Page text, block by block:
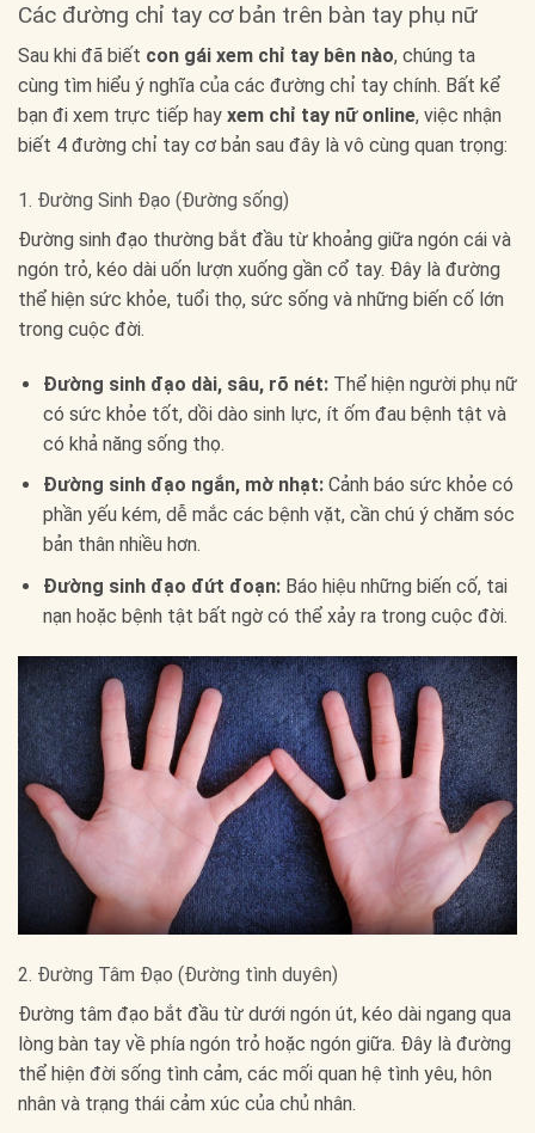
Các đường chỉ tay cơ bản trên bàn tay phụ nữ
Sau khi đã biết con gái xem chỉ tay bên nào, chúng ta
cùng tìm hiểu ý nghĩa của các đường chỉ tay chính. Bất kể
bạn đi xem trực tiếp hay xem chỉ tay nữ online, việc nhận
biết 4 đường chỉ tay cơ bản sau đây là vô cùng quan trọng:
1. Đường Sinh Đạo (Đường sống)
Đường sinh đạo thường bắt đầu từ khoảng giữa ngón cái và
ngón trỏ, kéo dài uốn lượn xuống gần cổ tay. Đây là đường
thể hiện sức khỏe, tuổi thọ, sức sống và những biến cố lớn
trong cuộc đời.
Đường sinh đạo dài, sâu, rõ nét:Thể hiện người phụ nữ
có sức khỏe tốt, dồi dào sinh lực, ít ốm đau bệnh tật và
có khả năng sống thọ.
Đường sinh đạo ngắn, mờ nhạt:Cảnh báo sức khỏe có
phần yếu kém, dễ mắc các bệnh vặt, cần chú ý chăm sóc
bản thân nhiều hơn.
Đường sinh đạo đứt đoạn:Báo hiệu những biến cố, tai
nạn hoặc bệnh tật bất ngờ có thể xảy ra trong cuộc đời.
2. Đường Tâm Đạo (Đường tình duyên)
Đường tâm đạo bắt đầu từ dưới ngón út, kéo dài ngang qua
lòng bàn tay về phía ngón trỏ hoặc ngón giữa. Đây là đường
thể hiện đời sống tình cảm, các mối quan hệ tình yêu, hôn
nhân và trạng thái cảm xúc của chủ nhân.